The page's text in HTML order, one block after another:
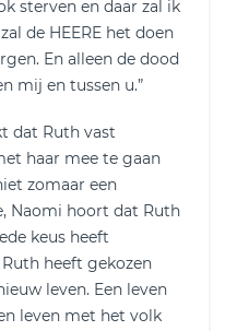
sterven en daar zal ik
de HEERE het doen
En alleen de dood
mij en tussen u.”
dat Ruth vast
haar mee te gaan
zomaar een
Naomi hoort dat Ruth
keus heeft
heeft gekozen
leven. Een leven
leven met het volk